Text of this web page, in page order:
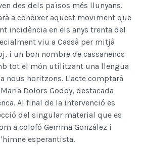
des dels països més llunyans.
a conèixer aquest moviment que
incidència en els anys trenta del
viu a Cassà per mitjà
i un bon nombre de cassanencs
tot el món utilitzant una llengua
nous horitzons. L'acte comptarà
Dolors Godoy, destacada
Al final de la intervenció es
del singular material que es
a colofó Gemma González i
esperantista.